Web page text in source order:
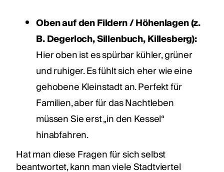
Oben auf den Fildern / Höhenlagen (z.
B. Degerloch, Sillenbuch, Killesberg):
Hier oben ist es spürbar kühler, grüner
und ruhiger. Es fühlt sich eher wie eine
gehobene Kleinstadt an. Perfekt für
Familien, aber für das Nachtleben
müssen Sie erst „in den Kessel“
hinabfahren.
Hat man diese Fragen für sich selbst
beantwortet, kann man viele Stadtviertel